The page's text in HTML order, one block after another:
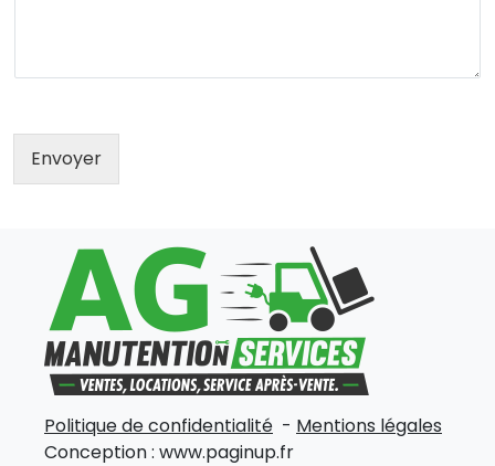
Envoyer
Politique de confidentialité - Mentions légales
Conception : www.paginup.fr